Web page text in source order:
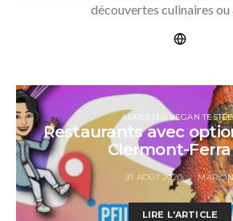
découvertes culinaires ou
ADRESSES VEGAN
Restaurants avec
Clermont-
31 AOÛT 2020 MARION
LIRE L'ARTICLE